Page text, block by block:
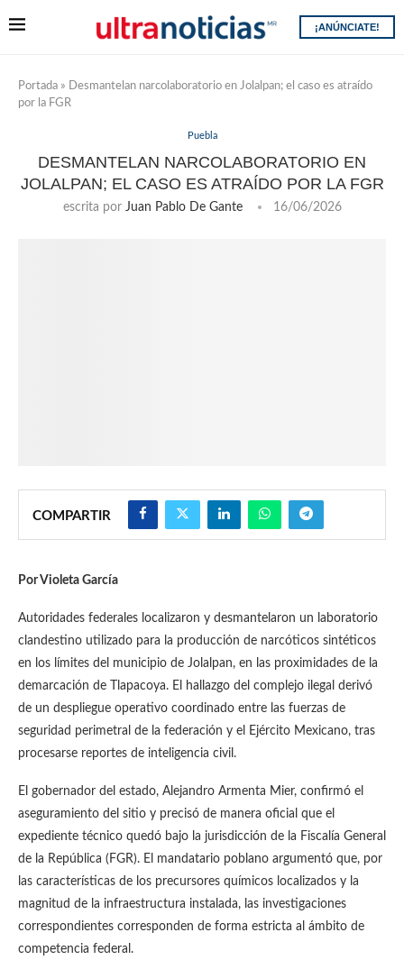
¡ANÚNCIATE!
Portada » Desmantelan narcolaboratorio en Jolalpan; el caso es atraído
por la FGR
Puebla
DESMANTELAN NARCOLABORATORIO EN
JOLALPAN; EL CASO ES ATRAÍDO POR LA FGR
escrita por Juan Pablo De Gante 16/06/2026
COMPARTIR
Por Violeta García
Autoridades federales localizaron y desmantelaron un laboratorio
clandestino utilizado para la producción de narcóticos sintéticos
en los límites del municipio de Jolalpan, en las proximidades de la
demarcación de Tlapacoya. El hallazgo del complejo ilegal derivó
de un despliegue operativo coordinado entre las fuerzas de
seguridad perimetral de la federación y el Ejército Mexicano, tras
procesarse reportes de inteligencia civil.
El gobernador del estado, Alejandro Armenta Mier, confirmó el
aseguramiento del sitio y precisó de manera oficial que el
expediente técnico quedó bajo la jurisdicción de la Fiscalía General
de la República (FGR). El mandatario poblano argumentó que, por
las características de los precursores químicos localizados y la
magnitud de la infraestructura instalada, las investigaciones
correspondientes corresponden de forma estricta al ámbito de
competencia federal.